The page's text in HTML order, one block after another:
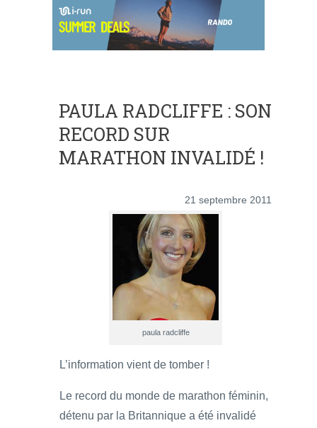
PAULA RADCLIFFE : SON
RECORD SUR
MARATHON INVALIDÉ !
21 septembre 2011
paula radcliffe
L’information vient de tomber !
Le record du monde de marathon féminin,
détenu par la Britannique a été invalidé